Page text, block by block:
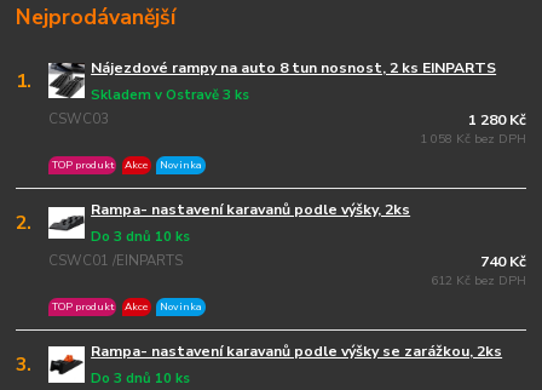
Nejprodávanější
1. Nájezdové rampy na auto 8 tun nosnost, 2 ks EINPARTS
CSWC03
Skladem v Ostravě 3 ks
TOP produkt Akce Novinka
1 280 Kč
1 058 Kč bez DPH
2. Rampa- nastavení karavanů podle výšky, 2ks
CSWC01 /EINPARTS
Do 3 dnů 10 ks
TOP produkt Akce Novinka
740 Kč
612 Kč bez DPH
3. Rampa- nastavení karavanů podle výšky se zarážkou, 2ks
Do 3 dnů 10 ks